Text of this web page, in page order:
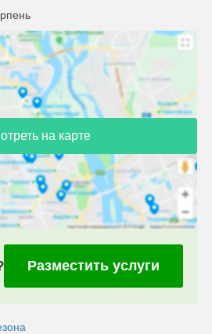
на карте
Разместить услуги